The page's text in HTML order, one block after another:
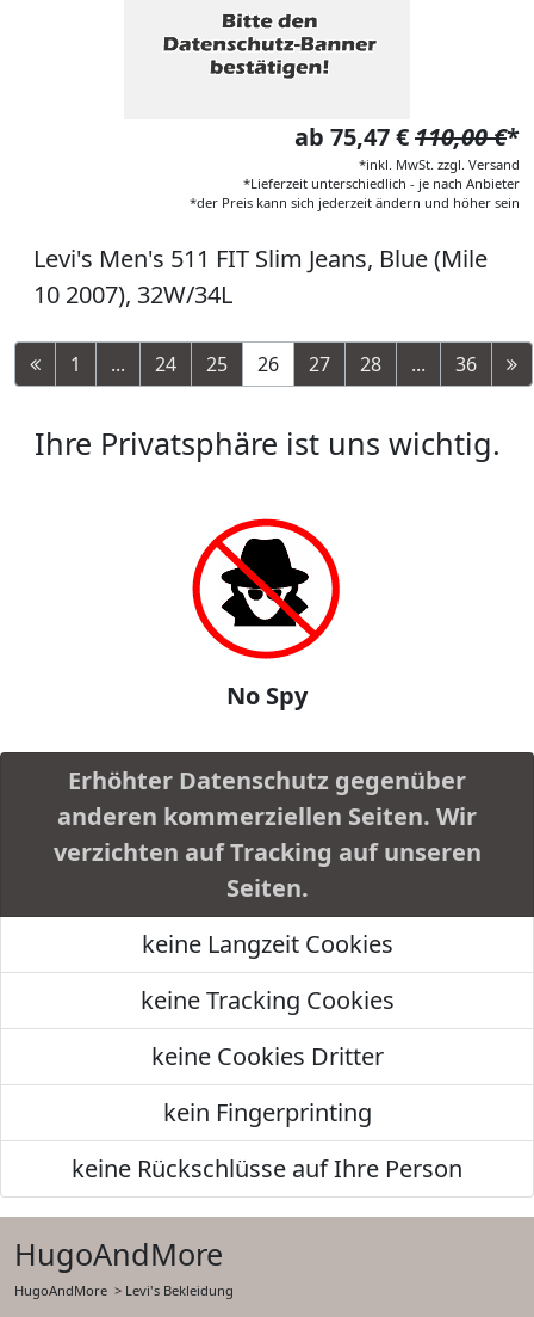
ab 75,47 €110,00 €*
*inkl. MwSt. zzgl. Versand
*Lieferzeit unterschiedlich - je nach Anbieter
*der Preis kann sich jederzeit ändern und höher sein
Levi's Men's 511 FIT Slim Jeans, Blue (Mile
10 2007), 32W/34L
1 ... 24 25 26 27 28 ... 36
Ihre Privatsphäre ist uns wichtig.
No Spy
Erhöhter Datenschutz gegenüber
anderen kommerziellen Seiten. Wir
verzichten auf Tracking auf unseren
Seiten.
keine Langzeit Cookies
keine Tracking Cookies
keine Cookies Dritter
kein Fingerprinting
keine Rückschlüsse auf Ihre Person
HugoAndMore
HugoAndMore > Levi's Bekleidung